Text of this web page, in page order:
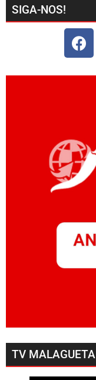
SIGA-NOS!
TV MALAGUETA